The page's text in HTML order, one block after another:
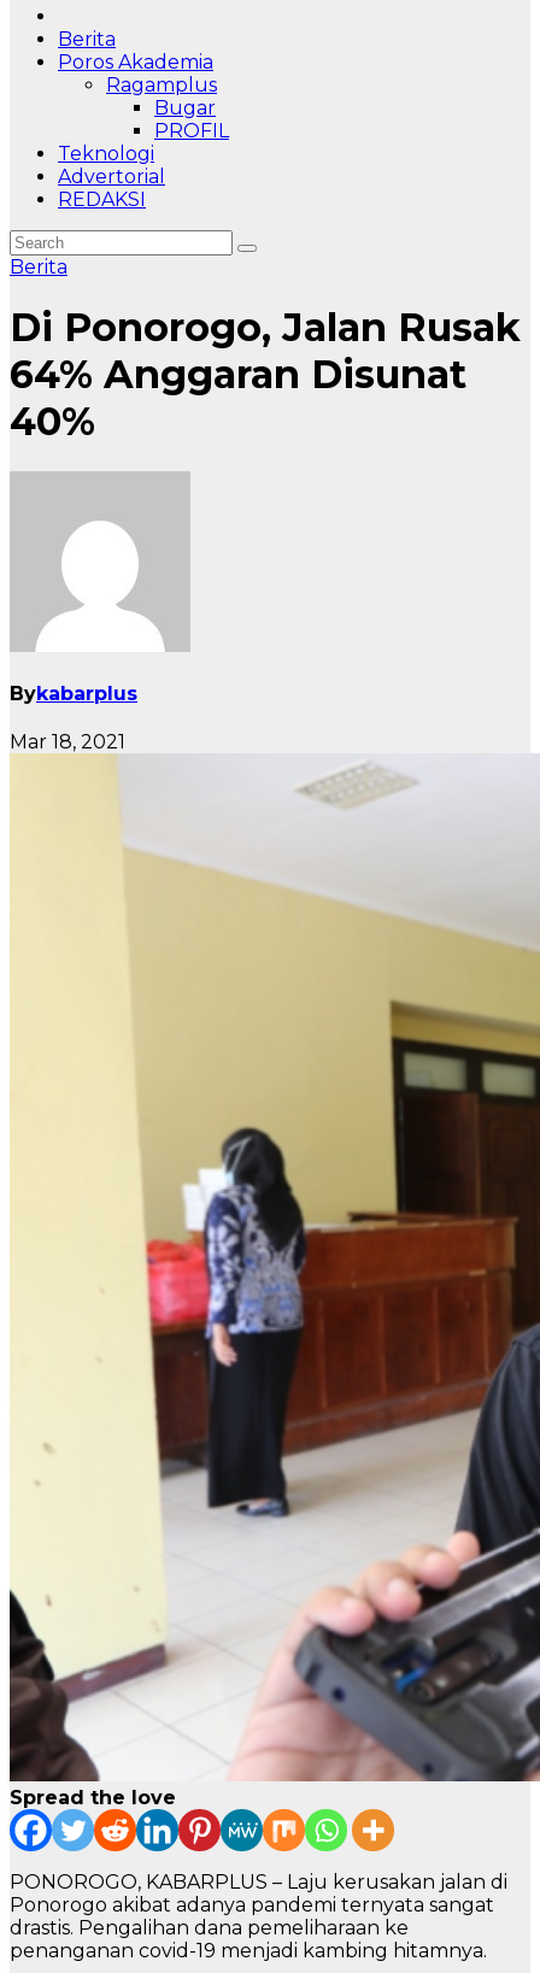
Berita
Poros Akademia
Ragamplus
Bugar
PROFIL
Teknologi
Advertorial
REDAKSI
Berita
Di Ponorogo, Jalan Rusak
64% Anggaran Disunat
40%
Bykabarplus
Mar 18, 2021
Spread the love
PONOROGO, KABARPLUS – Laju kerusakan jalan di
Ponorogo akibat adanya pandemi ternyata sangat
drastis. Pengalihan dana pemeliharaan ke
penanganan covid-19 menjadi kambing hitamnya.